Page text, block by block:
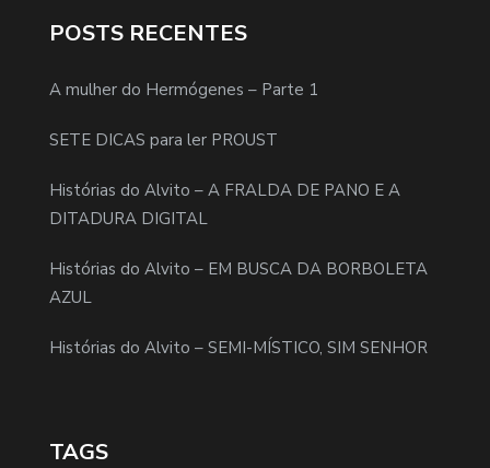
POSTS RECENTES
A mulher do Hermógenes – Parte 1
SETE DICAS para ler PROUST
Histórias do Alvito – A FRALDA DE PANO E A
DITADURA DIGITAL
Histórias do Alvito – EM BUSCA DA BORBOLETA
AZUL
Histórias do Alvito – SEMI-MÍSTICO, SIM SENHOR
TAGS